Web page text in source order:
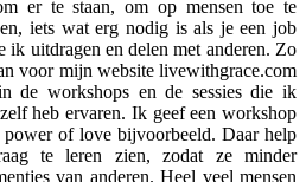
er te staan, om op mensen toe te
iets wat erg nodig is als je een job
uitdragen en delen met anderen. Zo
voor mijn website livewithgrace.com
de workshops en de sessies die ik
heb ervaren. Ik geef een work­shop
of love bijvoorbeeld. Daar help
te leren zien, zodat ze minder
van anderen. Heel veel mensen